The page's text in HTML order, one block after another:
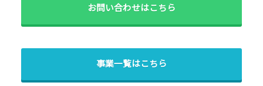
お問い合わせはこちら
事業一覧はこちら